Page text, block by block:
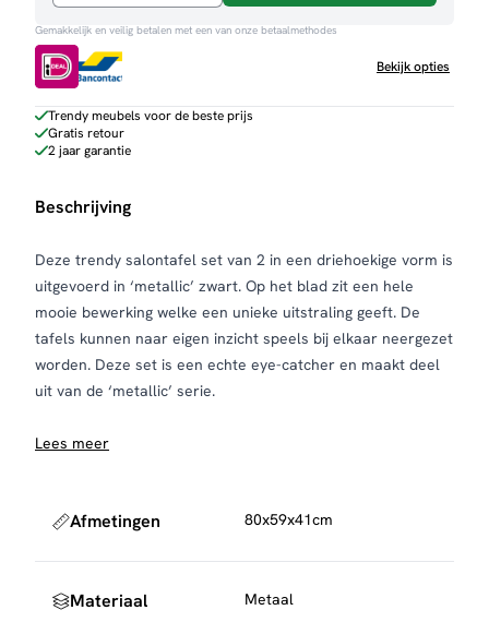
Robbie
aantal
Gemakkelijk en veilig betalen met een van onze betaalmethodes
Bekijk opties
Trendy meubels voor de beste prijs
Gratis retour
2 jaar garantie
Beschrijving
Deze trendy salontafel set van 2 in een driehoekige vorm is
uitgevoerd in ‘metallic’ zwart. Op het blad zit een hele
mooie bewerking welke een unieke uitstraling geeft. De
tafels kunnen naar eigen inzicht speels bij elkaar neergezet
worden. Deze set is een echte eye-catcher en maakt deel
uit van de ‘metallic’ serie.
Lees meer
Afmetingen 80x59x41cm
Materiaal Metaal